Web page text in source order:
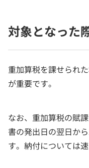
対象となった
重加算税を課せられ
が重要です。
なお、重加算税の賦
書の発出日の翌日か
す。納付については